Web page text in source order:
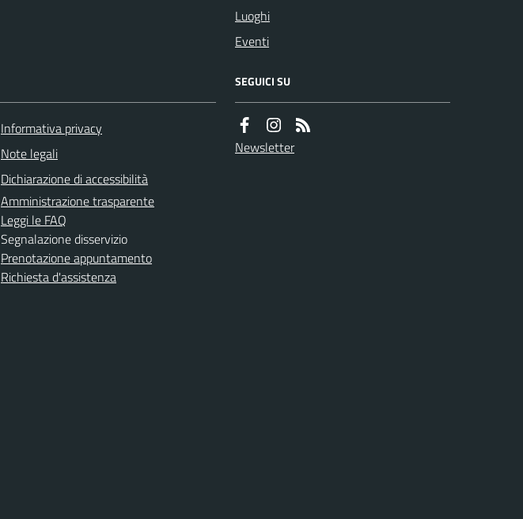
Luoghi
Eventi
Informativa privacy
Note legali
Dichiarazione di accessibilità
Amministrazione trasparente
Leggi le FAQ
Segnalazione disservizio
Prenotazione appuntamento
Richiesta d'assistenza
SEGUICI SU
Newsletter